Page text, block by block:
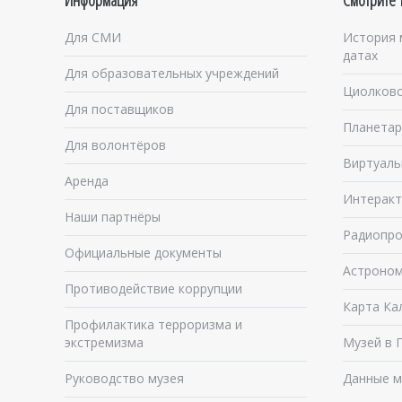
Для СМИ
Для образовательных учреждений
Для поставщиков
Для волонтёров
Аренда
Наши партнёры
Официальные документы
Противодействие коррупции
Профилактика терроризма и
экстремизма
Руководство музея
История
датах
Карта
Музей в
Данные